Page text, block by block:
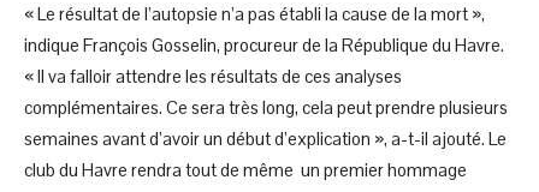
« Le résultat de l’autopsie n’a pas établi la cause de la mort »,
indique François Gosselin, procureur de la République du Havre.
« Il va falloir attendre les résultats de ces analyses
complémentaires. Ce sera très long, cela peut prendre plusieurs
semaines avant d’avoir un début d’explication », a-t-il ajouté. Le
club du Havre rendra tout de même un premier hommage